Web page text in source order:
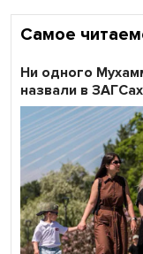
Самое
Ни одного
назвали в